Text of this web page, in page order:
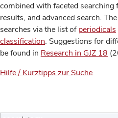
combined with faceted searching
results, and advanced search.
searches via the list ofperiodicals
classification. Suggestions for
be found in Research in GJZ 18
Hilfe / Kurztipps zur Suche